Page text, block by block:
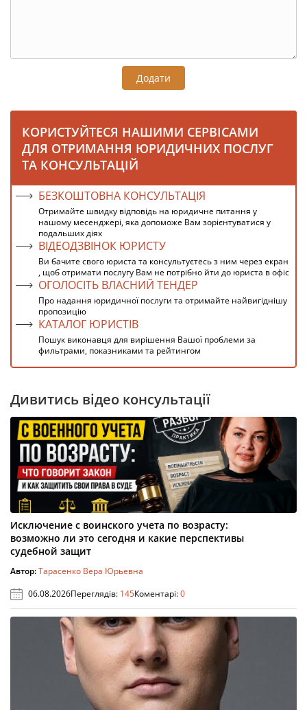
Додати
КОРИСТУЙТЕСЯ НАШИМИ СЕРВІСАМИ
ДЛЯ ОТРИМАННЯ ЮРИДИЧНИХ ПОСЛУГ
ТА КОНСУЛЬТАЦІЙ
БЕЗКОШТОВНА КОНСУЛЬТАЦІЯ
Отримайте швидку відповідь на юридичне питання у
нашому месенджері, яка допоможе Вам зорієнтуватися у
подальших діях
ВІДЕОДЗВІНОК ЮРИСТУ
Ви бачите свого юриста та консультуєтесь з ним через екран
, щоб отримати послугу Вам не потрібно йти до юриста в офіс
ОГОЛОСІТЬ ВЛАСНИЙ ТЕНДЕР
Про надання юридичної послуги та отримайте найвигіднішу
пропозицію
КАТАЛОГ ЮРИСТІВ
Пошук виконавця для вирішення Вашої проблеми за
фильтрами, показниками та рейтингом
Дивитись відео консультації
Исключение с воинского учета по возрасту:
возможно ли это сегодня и какие перспективы
судебной защит
Автор:Тарасенко Вера Юрьевна
06.08.2026Переглядів: 145Коментарі:0